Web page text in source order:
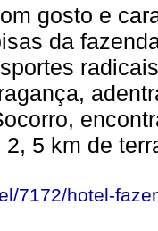
gosto e
da
5 km de
7172/hotel-